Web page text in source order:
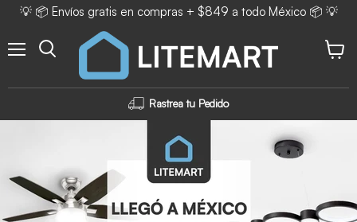
💡 📦 Envíos gratis en compras + $849 a todo México 📦 💡
Rastrea tu Pedido